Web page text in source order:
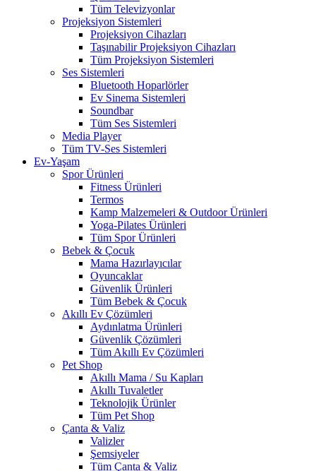
Tüm Televizyonlar
Projeksiyon Sistemleri
Projeksiyon Cihazları
Taşınabilir Projeksiyon Cihazları
Tüm Projeksiyon Sistemleri
Ses Sistemleri
Bluetooth Hoparlörler
Ev Sinema Sistemleri
Soundbar
Tüm Ses Sistemleri
Media Player
Tüm TV-Ses Sistemleri
Ev-Yaşam
Spor Ürünleri
Fitness Ürünleri
Termos
Kamp Malzemeleri & Outdoor Ürünleri
Yoga-Pilates Ürünleri
Tüm Spor Ürünleri
Bebek & Çocuk
Mama Hazırlayıcılar
Oyuncaklar
Güvenlik Ürünleri
Tüm Bebek & Çocuk
Akıllı Ev Çözümleri
Aydınlatma Ürünleri
Güvenlik Çözümleri
Tüm Akıllı Ev Çözümleri
Pet Shop
Akıllı Mama / Su Kapları
Akıllı Tuvaletler
Teknolojik Ürünler
Tüm Pet Shop
Çanta & Valiz
Valizler
Şemsiyeler
Tüm Çanta & Valiz